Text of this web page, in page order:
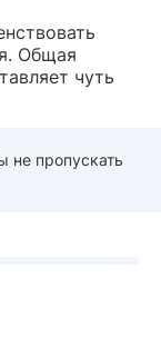
Общая
чуть
не пропускать